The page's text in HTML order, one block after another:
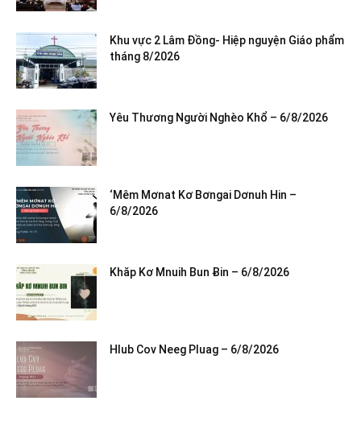
Khu vực 2 Lâm Đồng- Hiệp nguyện Giáo phẩm
tháng 8/2026
Yêu Thương Người Nghèo Khổ – 6/8/2026
‘Mêm Mơnat Kơ Bơngai Dơnuh Hin –
6/8/2026
Khăp Kơ Mnuih Bun Ƀin – 6/8/2026
Hlub Cov Neeg Pluag – 6/8/2026